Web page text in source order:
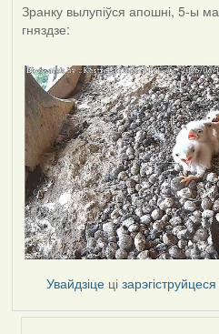
Зранку вылупіўся апошні, 5-ы
гняздзе:
Увайдзіце цізарэгіструйцеся